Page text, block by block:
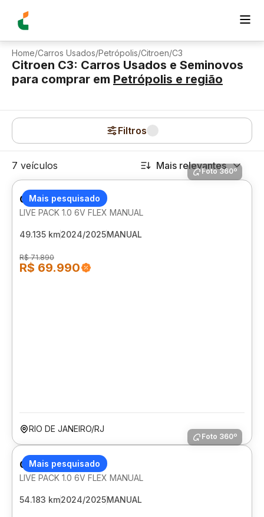
Home/Carros Usados/Petrópolis/Citroen/C3
Citroen C3: Carros Usados e Seminovos
para comprar em Petrópolis e região
Filtros
7 veículos Mais relevantes
Mais pesquisado
Foto 360º
CITROEN C3
LIVE PACK 1.0 6V FLEX MANUAL
49.135 km2024/2025MANUAL
R$ 71.890
R$ 69.990
RIO DE JANEIRO/RJ
Mais pesquisado
Foto 360º
CITROEN C3
LIVE PACK 1.0 6V FLEX MANUAL
54.183 km2024/2025MANUAL